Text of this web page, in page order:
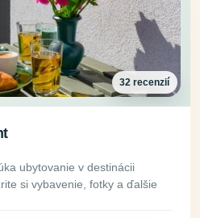
32 recenzií
ubytovanie v destinácii
si vybavenie, fotky a ďalšie